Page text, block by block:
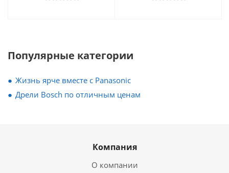
Популярные категории
Жизнь ярче вместе с Panasonic
Дрели Bosch по отличным ценам
Компания
О компании